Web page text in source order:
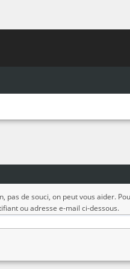
pas de souci, on peut vous aider.
ou adresse e-mail ci-dessous.